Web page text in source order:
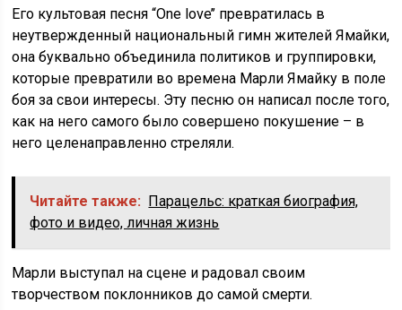
Его культовая песня “One love’’ превратилась в
неутвержденный национальный гимн жителей Ямайки,
она буквально объединила политиков и группировки,
которые превратили во времена Марли Ямайку в поле
боя за свои интересы. Эту песню он написал после того,
как на него самого было совершено покушение – в
него целенаправленно стреляли.
Читайте также: Парацельс: краткая биография,
фото и видео, личная жизнь
Марли выступал на сцене и радовал своим
творчеством поклонников до самой смерти.